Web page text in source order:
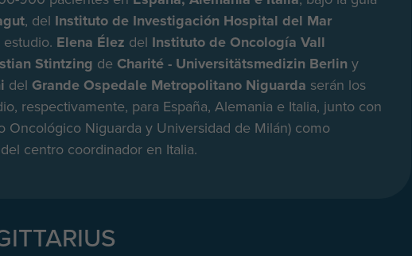
, del Instituto de Investigación Hospital del Mar
Elena Élez del Instituto de Oncología Vall
Stintzing de Charité - Universitätsmedizin Berlin y
del Grande Ospedale Metropolitano Niguarda serán los
respectivamente, para España, Alemania e Italia, junto con
Oncológico Niguarda y Universidad de Milán) como
del centro coordinador en Italia.